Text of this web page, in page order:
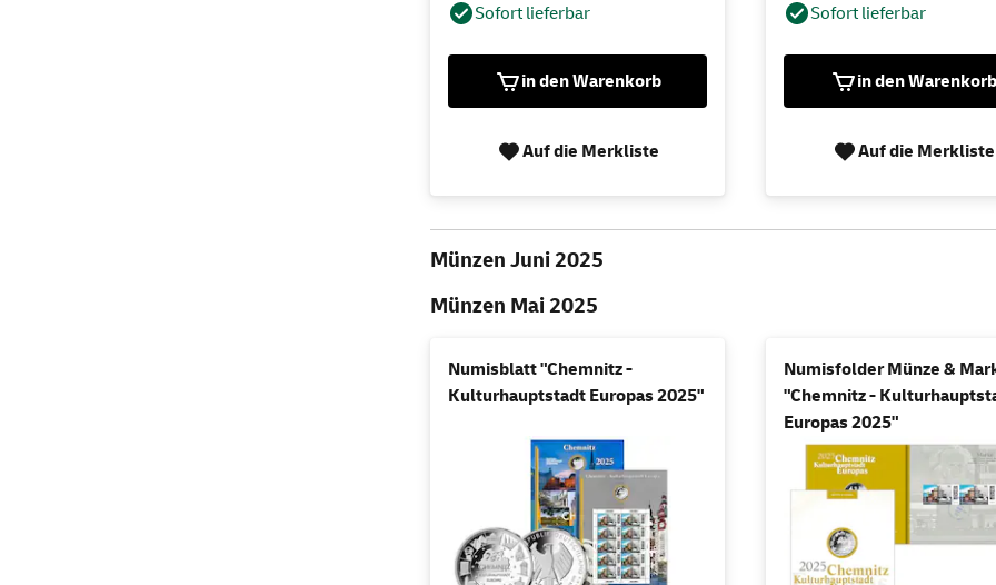
Sofort lieferbar
in den Warenkorb
Auf die Merkliste
Sofort lieferbar
in den Warenkorb
Auf die Merkliste
Münzen Juni 2025
Münzen Mai 2025
Numisblatt "Chemnitz -
Kulturhauptstadt Europas 2025"
Numisfolder Münze &
"Chemnitz -
Europas 2025"